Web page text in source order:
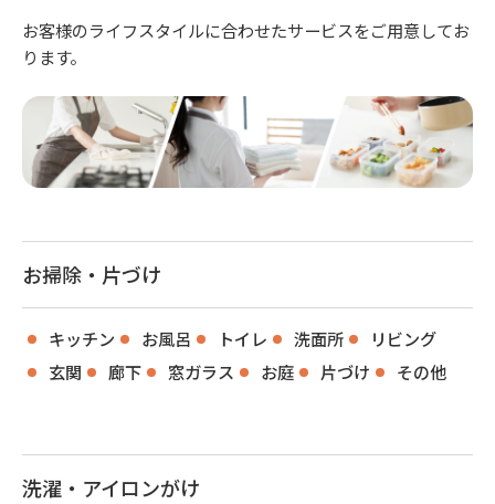
お客様のライフスタイルに合わせたサービスをご用意してお
ります。
お掃除・片づけ
キッチン お風呂 トイレ 洗面所
リビング
玄関
廊下 窓ガラス お庭 片づけ その他
洗濯・アイロンがけ